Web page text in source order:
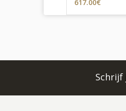
617.00€
Schrijf